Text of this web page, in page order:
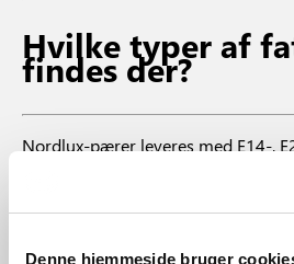
Denne hjemmeside bruger
Hvilke typer af
findes der?
Nordlux-pærer leveres med E14-,
Hvor længe